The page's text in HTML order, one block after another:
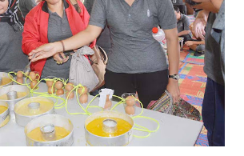
Kebersamaan: Acara ini menciptakan
santai dan menyenangkan, sehingga
untuk lebih dekat dan saling mengenal
Motivasi: Gathering bisa menjadi
apresiasi kepada anggota kelompok